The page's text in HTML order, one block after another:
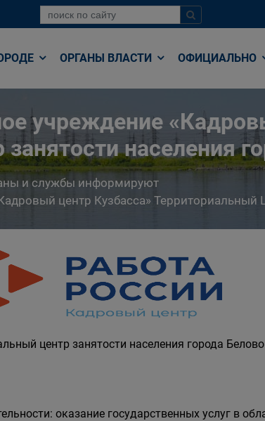
ОРГАНЫ ВЛАСТИ ОФИЦИАЛЬНО
учреждение
населения
и службы информируют
центр Кузбасса» Территориальный
центр занятости населения города
оказание государственных услуг в